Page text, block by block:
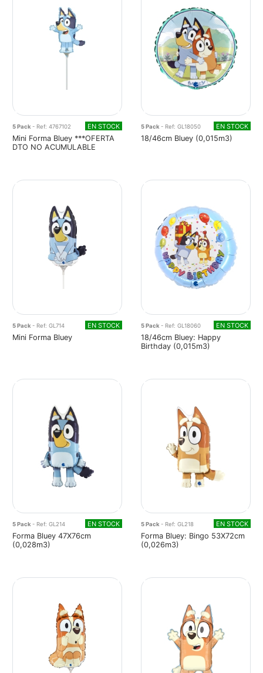
5 Pack - Ref: 4767102 EN STOCK
Mini Forma Bluey ***OFERTA
DTO NO ACUMULABLE
5 Pack - Ref: GL18050 EN STOCK
18/46cm Bluey (0,015m3)
5 Pack - Ref: GL714 EN STOCK
Mini Forma Bluey
5 Pack - Ref: GL18060 EN STOCK
18/46cm Bluey: Happy
Birthday (0,015m3)
5 Pack - Ref: GL214 EN STOCK
Forma Bluey 47X76cm
(0,028m3)
5 Pack - Ref: GL218 EN STOCK
Forma Bluey: Bingo 53X72cm
(0,026m3)